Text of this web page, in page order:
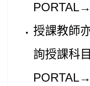
PORTAL→
授課教師
詢授課科